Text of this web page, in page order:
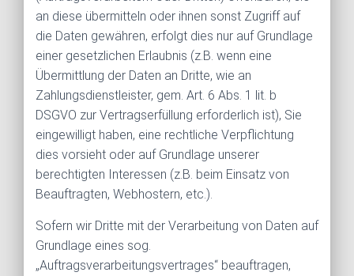
an diese übermitteln oder ihnen sonst Zugriff auf
die Daten gewähren, erfolgt dies nur auf Grundlage
einer gesetzlichen Erlaubnis (z.B. wenn eine
Übermittlung der Daten an Dritte, wie an
Zahlungsdienstleister, gem. Art. 6 Abs. 1 lit. b
DSGVO zur Vertragserfüllung erforderlich ist), Sie
eingewilligt haben, eine rechtliche Verpflichtung
dies vorsieht oder auf Grundlage unserer
berechtigten Interessen (z.B. beim Einsatz von
Beauftragten, Webhostern, etc.).
Sofern wir Dritte mit der Verarbeitung von Daten auf
Grundlage eines sog.
„Auftragsverarbeitungsvertrages“ beauftragen,